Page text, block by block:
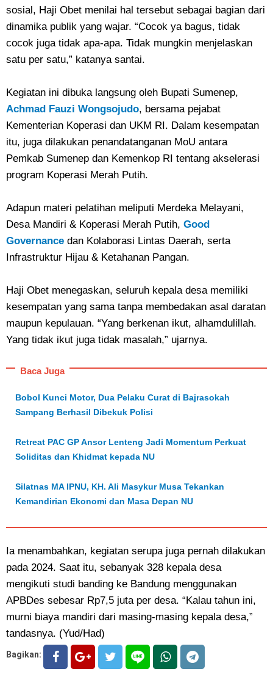
sosial, Haji Obet menilai hal tersebut sebagai bagian dari
dinamika publik yang wajar. “Cocok ya bagus, tidak
cocok juga tidak apa-apa. Tidak mungkin menjelaskan
satu per satu,” katanya santai.
Kegiatan ini dibuka langsung oleh Bupati Sumenep,
Achmad Fauzi Wongsojudo, bersama pejabat
Kementerian Koperasi dan UKM RI. Dalam kesempatan
itu, juga dilakukan penandatanganan MoU antara
Pemkab Sumenep dan Kemenkop RI tentang akselerasi
program Koperasi Merah Putih.
Adapun materi pelatihan meliputi Merdeka Melayani,
Desa Mandiri & Koperasi Merah Putih, Good
Governance dan Kolaborasi Lintas Daerah, serta
Infrastruktur Hijau & Ketahanan Pangan.
Haji Obet menegaskan, seluruh kepala desa memiliki
kesempatan yang sama tanpa membedakan asal daratan
maupun kepulauan. “Yang berkenan ikut, alhamdulillah.
Yang tidak ikut juga tidak masalah,” ujarnya.
Baca Juga
Bobol Kunci Motor, Dua Pelaku Curat di Bajrasokah
Sampang Berhasil Dibekuk Polisi
Retreat PAC GP Ansor Lenteng Jadi Momentum Perkuat
Soliditas dan Khidmat kepada NU
Silatnas MA IPNU, KH. Ali Masykur Musa Tekankan
Kemandirian Ekonomi dan Masa Depan NU
Ia menambahkan, kegiatan serupa juga pernah dilakukan
pada 2024. Saat itu, sebanyak 328 kepala desa
mengikuti studi banding ke Bandung menggunakan
APBDes sebesar Rp7,5 juta per desa. “Kalau tahun ini,
murni biaya mandiri dari masing-masing kepala desa,”
tandasnya. (Yud/Had)
Bagikan: